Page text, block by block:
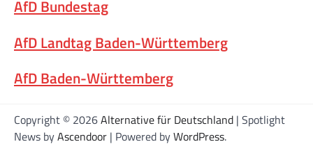
AfD Bundestag
AfD Landtag Baden-Württemberg
AfD Baden-Württemberg
Copyright © 2026Alternative für Deutschland | Spotlight
News byAscendoor | Powered byWordPress.